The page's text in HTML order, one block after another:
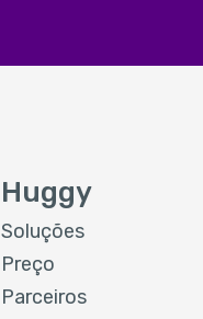
Huggy
Soluções
Preço
Parceiros